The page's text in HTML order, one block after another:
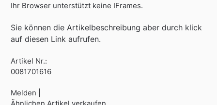
Ihr Browser unterstützt keine IFrames.
Sie können die Artikelbeschreibung aber durch klick
auf diesen Link aufrufen.
Artikel Nr.:
0081701616
Melden |